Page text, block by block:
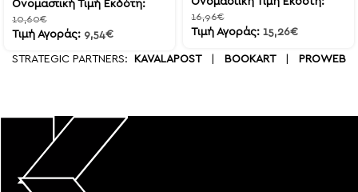
Ονομαστική Τιμή Εκδότη:
10,60€
Τιμή Αγοράς: 9,54€
16,96€
Τιμή Αγοράς: 15,26€
STRATEGIC PARTNERS: KAVALAPOST| BOOKART| PROWEB